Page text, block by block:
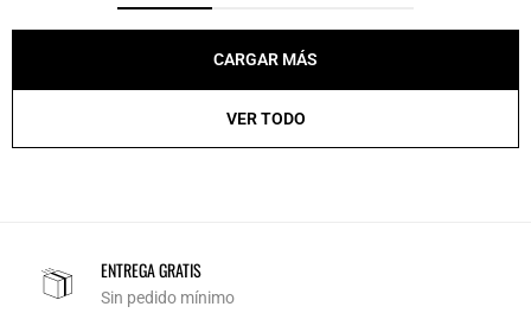
CARGAR MÁS
VER TODO
ENTREGA GRATIS
Sin pedido mínimo